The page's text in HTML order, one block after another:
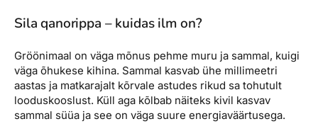
Sila qanorippa – kuidas ilm on?
Gröönimaal on väga mõnus pehme muru ja sammal, kuigi
väga õhukese kihina. Sammal kasvab ühe millimeetri
aastas ja matkarajalt kõrvale astudes rikud sa tohutult
looduskooslust. Küll aga kõlbab näiteks kivil kasvav
sammal süüa ja see on väga suure energiaväärtusega.